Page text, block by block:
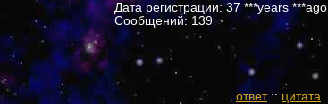
Дата регистрации: 37 ***years ***ago
Сообщений: 139
ответ:: цитата